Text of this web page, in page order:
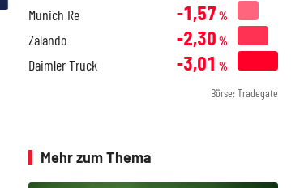
Munich Re -1,57 %
Zalando -2,30 %
Daimler Truck -3,01 %
Börse: Tradegate
Mehr zum Thema